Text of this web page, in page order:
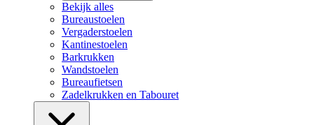
Bekijk alles
Bureaustoelen
Vergaderstoelen
Kantinestoelen
Barkrukken
Wandstoelen
Bureaufietsen
Zadelkrukken en Tabouret